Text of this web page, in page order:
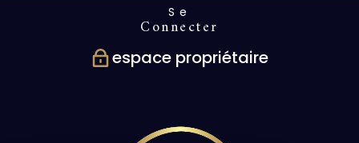
Se
connecter
espace propriétaire